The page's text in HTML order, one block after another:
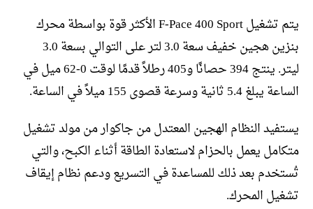
يتم تشغيل F-Pace 400 Sport الأكثر قوة بواسطة محرك
بنزين هجين خفيف سعة 3.0 لتر على التوالي بسعة 3.0
ليتر. ينتج 394 حصانًا و405 رطلاً قدمًا لوقت 0-62 ميل في
الساعة يبلغ 5.4 ثانية وسرعة قصوى 155 ميلاً في الساعة.
يستفيد النظام الهجين المعتدل من جاكوار من مولد تشغيل
متكامل يعمل بالحزام لاستعادة الطاقة أثناء الكبح، والتي
تُستخدم بعد ذلك للمساعدة في التسريع ودعم نظام إيقاف
تشغيل المحرك.